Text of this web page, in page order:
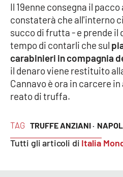
RUBRICHE
Good Morning Vietnam
Parchi Marini Calabria
Leggendo Alvaro insieme
Le perfidie di Antonella
TAG TRUFFE ANZIANI ·
Tutti gli articoli di Italia
Il 19enne consegna il
constaterà che all'interno
succo di frutta - e prende il
tempo di contarli che sul
carabinieri in compagnia
il denaro viene restituito
Cannavo è ora in carcere
reato di truffa.